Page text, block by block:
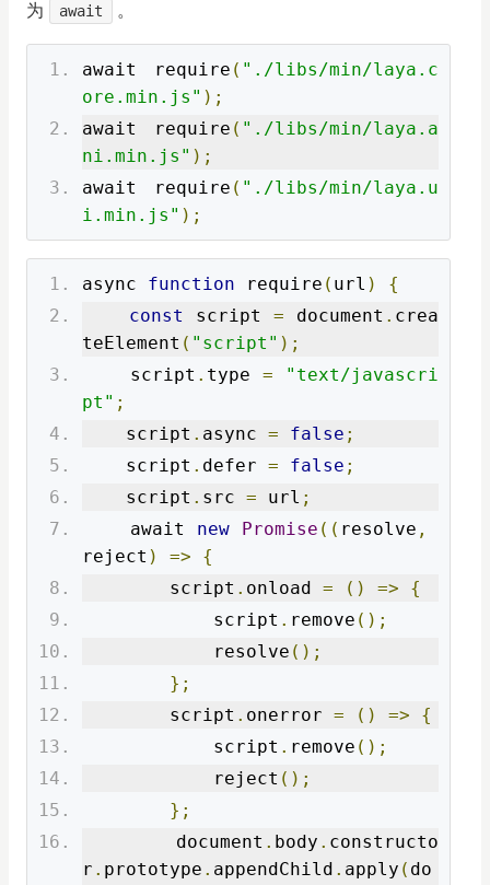
为
await 。
await require ( "./libs/min/laya.c
ore.min.js" );
await require ( "./libs/min/laya.a
ni.min.js" );
await require ( "./libs/min/laya.u
i.min.js" );
async function require ( url )
{
const
script = document . crea
teElement ( "script" );
    script
. type =
"text/javascri
pt" ;
    script
. async = false ;
    script
. defer = false ;
    script
. src = url ;
    await
new Promise (( resolve ,
reject ) =>
{
        script
. onload = () =>
{
            script
. remove ();
            resolve
();
};
        script
. onerror = () =>
{
            script
. remove ();
            reject
();
};
        document
. body . constructo
r . prototype . appendChild . apply ( do